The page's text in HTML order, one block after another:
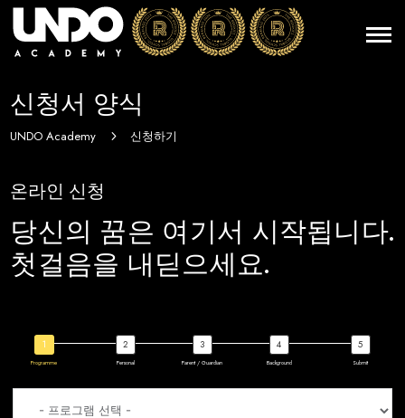
신청서 양식
UNDO Academy 5 신청하기
온라인 신청
당신의 꿈은 여기서 시작됩니다.
첫걸음을 내딛으세요.
Programme Personal Parent / Guardian Background Submit